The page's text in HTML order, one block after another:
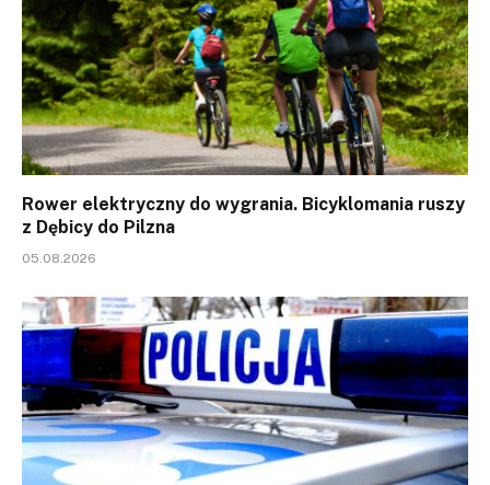
Rower elektryczny do wygrania. Bicyklomania ruszy
z Dębicy do Pilzna
05.08.2026